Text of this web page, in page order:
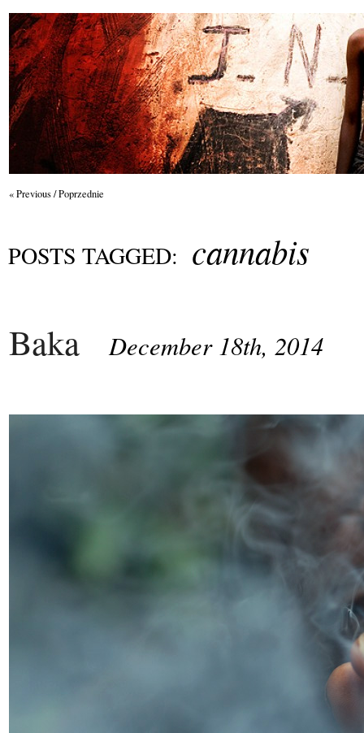
« Previous / Poprzednie
POSTS TAGGED: cannabis
Baka December 18th, 2014